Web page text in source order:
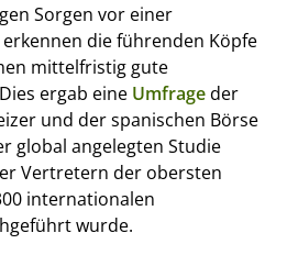
Sorgen vor einer
die führenden Köpfe
mittelfristig gute
ergab eine Umfrageder
und der spanischen Börse
global angelegten Studie
Vertretern der obersten
internationalen
wurde.